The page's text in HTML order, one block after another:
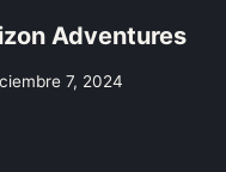
Adventures
7, 2024